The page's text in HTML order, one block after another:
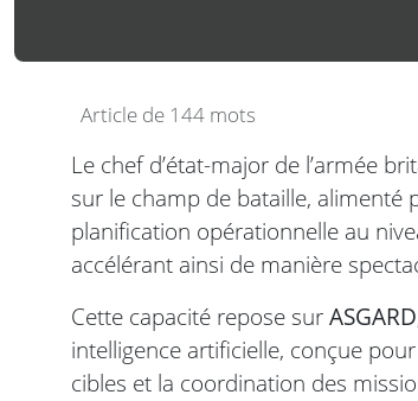
Article de 144 mots
Le chef d’état-major de l’armée
sur le champ de bataille, alimenté
planification opérationnelle au
accélérant ainsi de manière
Cette capacité repose surASGARD
intelligence artificielle, conçue
cibles et la coordination des